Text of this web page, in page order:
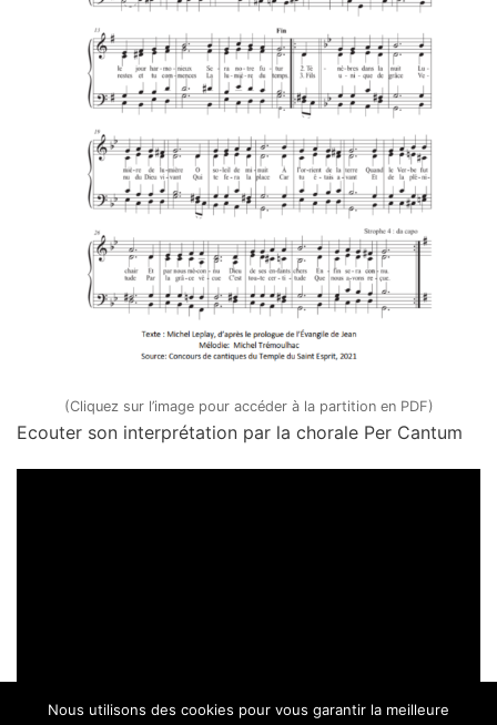
(Cliquez sur l’image pour accéder à la partition en PDF)
Ecouter son interprétation par la chorale Per Cantum
Nous utilisons des cookies pour vous garantir la meilleure